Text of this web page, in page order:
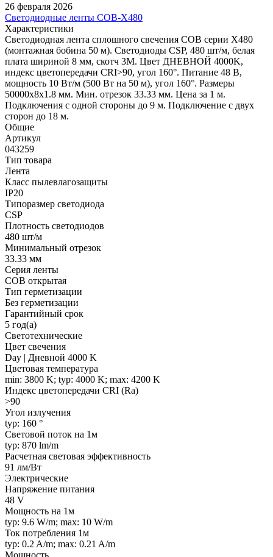
26 февраля 2026
Светодиодные ленты COB-X480
Характеристики
Светодиодная лента сплошного свечения COB серии X480
(монтажная бобина 50 м). Светодиоды CSP, 480 шт/м, белая
плата шириной 8 мм, скотч 3M. Цвет ДНЕВНОЙ 4000K,
индекс цветопередачи CRI>90, угол 160°. Питание 48 В,
мощность 10 Вт/м (500 Вт на 50 м), угол 160°. Размеры
50000х8х1.8 мм. Мин. отрезок 33.33 мм. Цена за 1 м.
Подключения с одной стороны до 9 м. Подключение с двух
сторон до 18 м.
Общие
Артикул
043259
Тип товара
Лента
Класс пылевлагозащиты
IP20
Типоразмер светодиода
CSP
Плотность светодиодов
480 шт/м
Минимальный отрезок
33.33 мм
Серия ленты
COB открытая
Тип герметизации
Без герметизации
Гарантийный срок
5 год(а)
Светотехнические
Цвет свечения
Day | Дневной 4000 K
Цветовая температура
min: 3800 K; typ: 4000 K; max: 4200 K
Индекс цветопередачи CRI (Ra)
>90
Угол излучения
typ: 160 °
Световой поток на 1м
typ: 870 lm/m
Расчетная световая эффективность
91 лм/Вт
Электрические
Напряжение питания
48 V
Мощность на 1м
typ: 9.6 W/m; max: 10 W/m
Ток потребления 1м
typ: 0.2 A/m; max: 0.21 A/m
Мощность